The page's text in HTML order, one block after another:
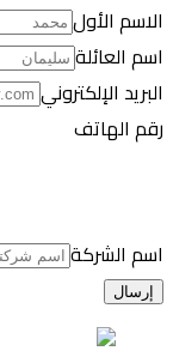
الاسم الأول
اسم العائلة
البريد الإلكتروني
رقم الهاتف
اسم الشركة
إرسال